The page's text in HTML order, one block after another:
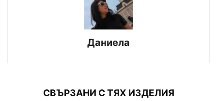
Даниела
СВЪРЗАНИ С ТЯХ ИЗДЕЛИЯ